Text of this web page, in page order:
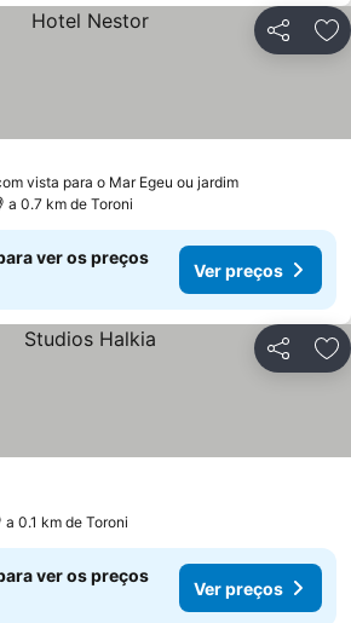
Partilhar
vista para o Mar Egeu ou jardim
a 0.7 km de Toroni
ver os preços
Ver preços
Partilhar
a 0.1 km de Toroni
ver os preços
Ver preços